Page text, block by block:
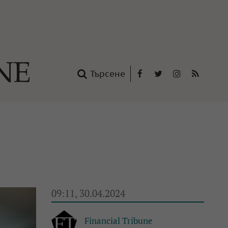
Търсене
09:11, 30.04.2024
Financial Tribune